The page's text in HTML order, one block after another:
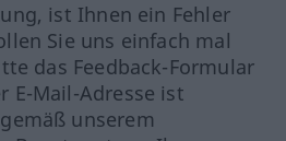
ist Ihnen ein Fehler
Sie uns einfach mal
das Feedback-Formular
E-Mail-Adresse ist
unserem